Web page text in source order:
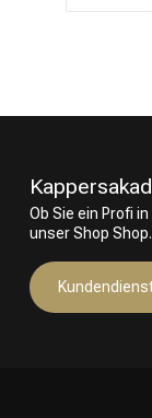
Ob Sie ein Profi
unser Shop